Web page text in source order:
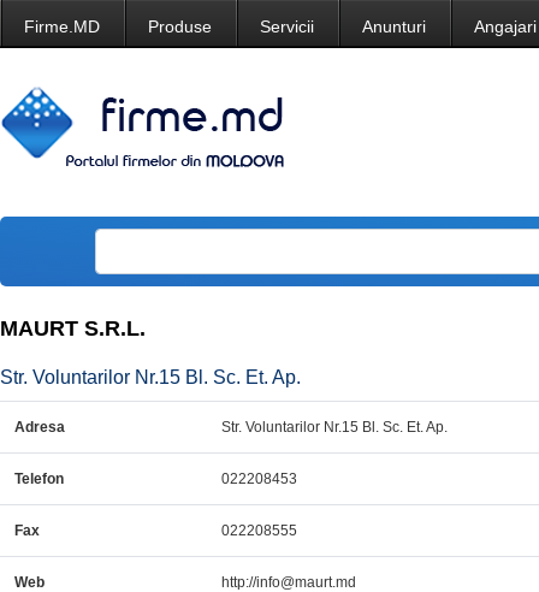
Firme.MD Produse Servicii Anunturi Angajari
MAURT S.R.L.
Str. Voluntarilor Nr.15 Bl. Sc. Et. Ap.
Adresa Str. Voluntarilor Nr.15 Bl. Sc. Et. Ap.
Telefon 022208453
Fax 022208555
Web http://info@maurt.md